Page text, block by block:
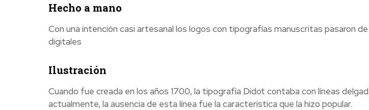
Hecho a mano
Con una intención casi artesanal los logos con tipografías manuscritas pasaron
digitales
Ilustración
Cuando fue creada en los años 1700, la tipografía Didot contaba con líneas
actualmente, la ausencia de esta línea fue la característica que la hizo popular.